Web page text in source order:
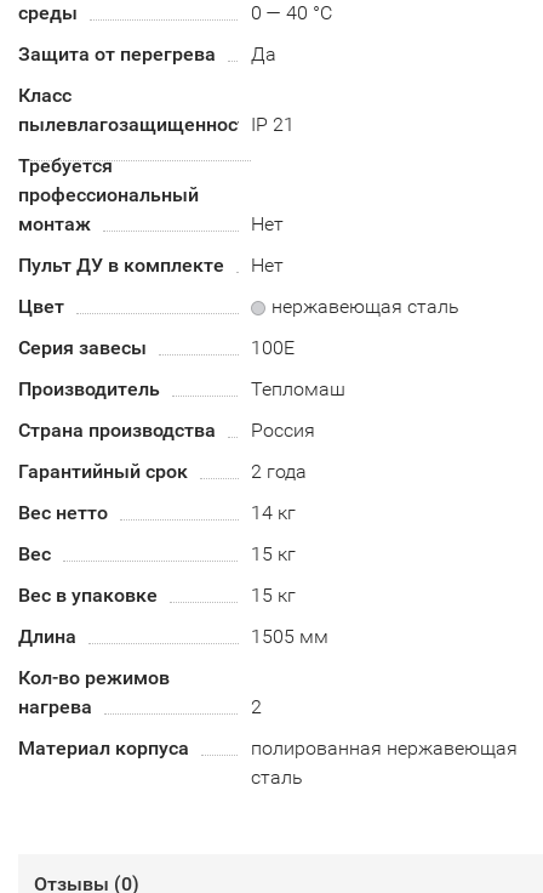
среды
0 — 40 °C
Защита от перегрева
Да
Класс
пылевлагозащищенностиIP 21
Требуется
профессиональный
монтаж
Нет
Пульт ДУ в комплекте
Нет
Цвет
нержавеющая сталь
Серия завесы
100E
Производитель
Тепломаш
Страна производства
Россия
Гарантийный срок
2 года
Вес нетто
14 кг
Вес
15 кг
Вес в упаковке
15 кг
Длина
1505 мм
Кол-во режимов
нагрева
2
Материал корпуса
полированная нержавеющая
сталь
Отзывы (0)